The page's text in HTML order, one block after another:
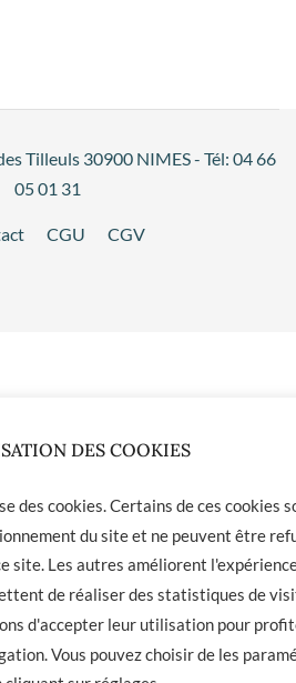
Tilleuls 30900 NIMES - Tél: 04 66
05 01 31
CGU CGV
DES COOKIES
des cookies. Certains de ces cookies
du site et ne peuvent être
site. Les autres améliorent
de réaliser des statistiques de
d'accepter leur utilisation pour
Vous pouvez choisir de les